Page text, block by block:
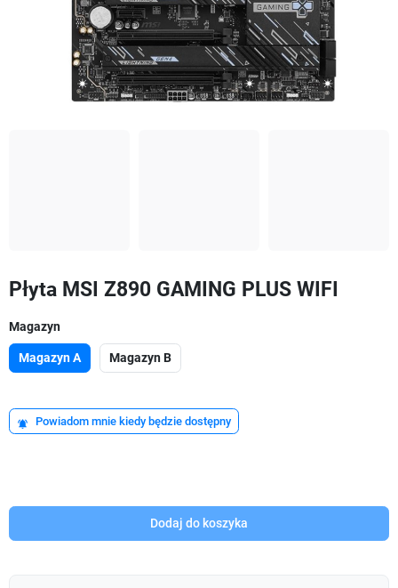
Płyta MSI Z890 GAMING PLUS WIFI
Magazyn
Magazyn A Magazyn B
notifications_active Powiadom mnie kiedy będzie dostępny
Dodaj do koszyka